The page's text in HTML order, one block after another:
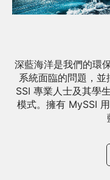
深藍海洋是我們的環
系統面臨的問題，並
SSI 專業人士及其學
模式。擁有 MySSI